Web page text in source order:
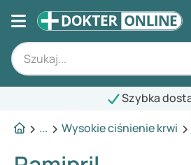
Szybka dostawa
...
Wysokie ciśnienie krwi